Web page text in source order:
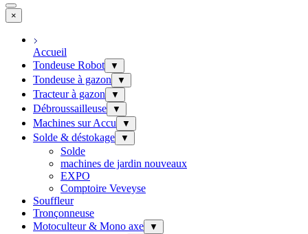
×
Accueil
Tondeuse Robot
▼
Tondeuse à gazon ▼
Tracteur à gazon ▼
Débroussailleuse ▼
Machines sur Accu ▼
Solde & déstokage ▼
Solde
machines de jardin nouveaux
EXPO
Comptoire Veveyse
Souffleur
Tronçonneuse
Motoculteur & Mono axe
▼